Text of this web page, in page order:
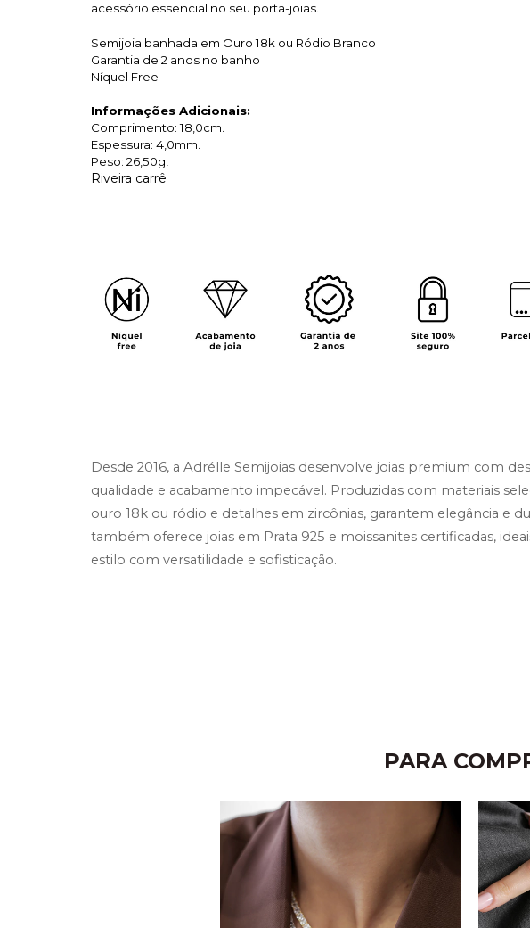
acessório essencial no seu porta-joias.
Semijoia banhada em Ouro 18k ou Ródio Branco
Garantia de 2 anos no banho
Níquel Free
Informações Adicionais:
Comprimento: 18,0cm.
Espessura: 4,0mm.
Peso: 26,50g.
Riveira carrê
Desde 2016, a Adrélle Semijoias desenvolve joias premium com
qualidade e acabamento impecável. Produzidas com materiais
ouro 18k ou ródio e detalhes em zircônias, garantem elegância e
também oferece joias em Prata 925 e moissanites certificadas,
estilo com versatilidade e sofisticação.
PARA